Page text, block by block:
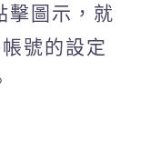
擊圖示，就
號的設定